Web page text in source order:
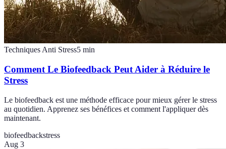
Techniques Anti Stress5 min
Comment Le Biofeedback Peut Aider à Réduire le
Stress
Le biofeedback est une méthode efficace pour mieux gérer le stress
au quotidien. Apprenez ses bénéfices et comment l'appliquer dès
maintenant.
biofeedbackstress
Aug 3